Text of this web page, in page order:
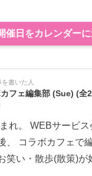
催日をカレンダー
を書いた人
カフェ編集部 (Sue)(全
れ。 WEBサービス
、 コラボカフェで
笑い・散歩(散策)が